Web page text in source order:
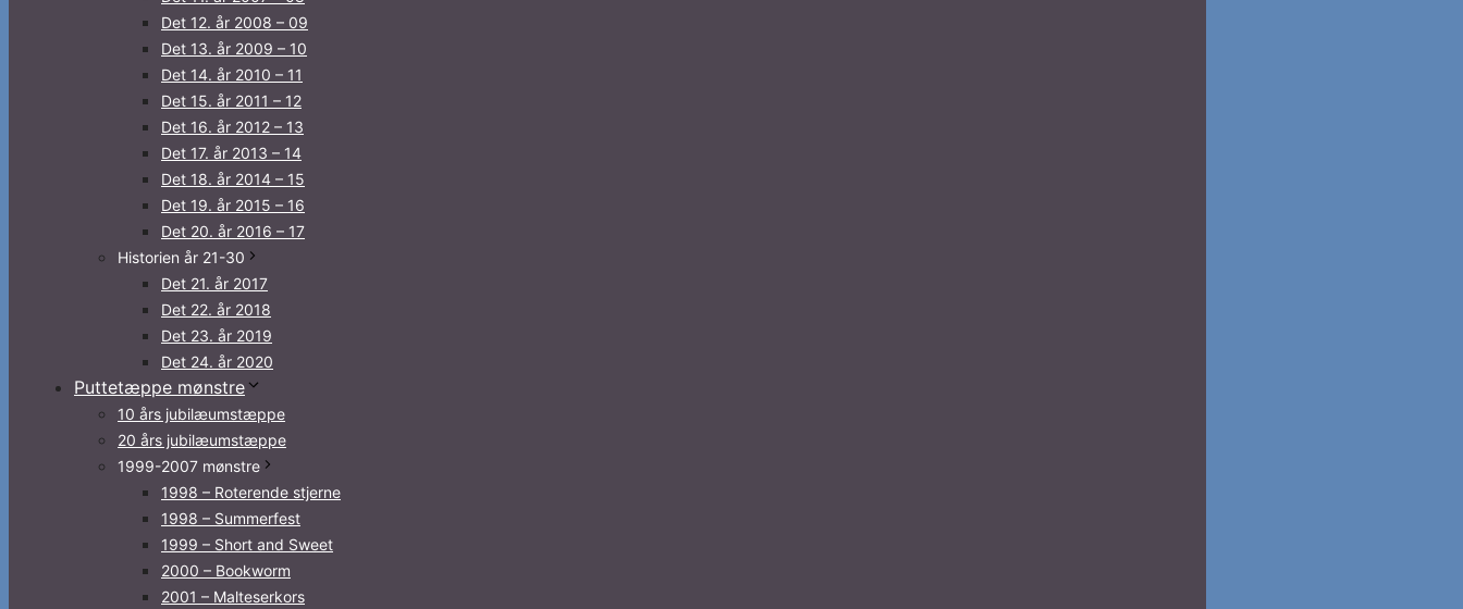
Det 12. år 2008 – 09
Det 13. år 2009 – 10
Det 14. år 2010 – 11
Det 15. år 2011 – 12
Det 16. år 2012 – 13
Det 17. år 2013 – 14
Det 18. år 2014 – 15
Det 19. år 2015 – 16
Det 20. år 2016 – 17
Historien år 21-30
Det 21. år 2017
Det 22. år 2018
Det 23. år 2019
Det 24. år 2020
Puttetæppe mønstre
10 års jubilæumstæppe
20 års jubilæumstæppe
1999-2007 mønstre
1998 – Roterende stjerne
1998 – Summerfest
1999 – Short and Sweet
2000 – Bookworm
2001 – Malteserkors